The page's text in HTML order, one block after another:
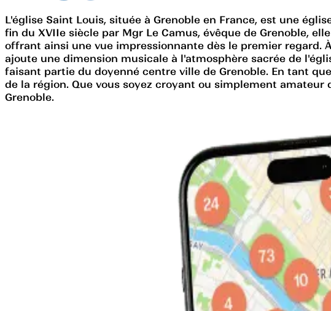
L'église Saint Louis, située à Grenoble en France, est une
fin du XVIIe siècle par Mgr Le Camus, évêque de Grenoble,
offrant ainsi une vue impressionnante dès le premier
ajoute une dimension musicale à l'atmosphère sacrée de
faisant partie du doyenné centre ville de Grenoble. En tant
de la région. Que vous soyez croyant ou simplement
Grenoble.